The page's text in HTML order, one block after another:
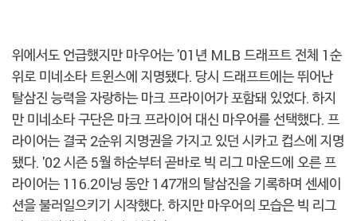
위에서도 언급했지만 마우어는 '01년 MLB 드래프트 전체 1순
위로 미네소타 트윈스에 지명됐다. 당시 드래프트에는 뛰어난
탈삼진 능력을 자랑하는 마크 프라이어가 포함돼 있었다. 하지
만 미네소타 구단은 마크 프라이어 대신 마우어를 선택했다. 프
라이어는 결국 2순위 지명권을 가지고 있던 시카고 컵스에 지명
됐다. '02 시즌 5월 하순부터 곧바로 빅 리그 마운드에 오른 프
라이어는 116.2이닝 동안 147개의 탈삼진을 기록하며 센세이
션을 불러일으키기 시작했다. 하지만 마우어의 모습은 빅 리그